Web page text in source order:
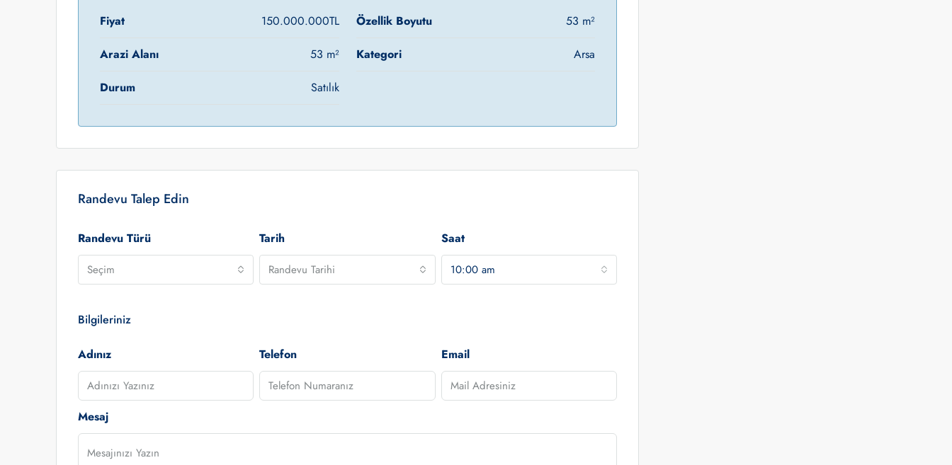
Fiyat 150.000.000TL Özellik Boyutu 53 m²
Arazi Alanı 53 m² Kategori Arsa
Durum Satılık
Randevu Talep Edin
Randevu Türü
Seçim
Tarih
Randevu Tarihi
Saat
10:00 am
Bilgileriniz
Adınız Telefon Email
Mesaj